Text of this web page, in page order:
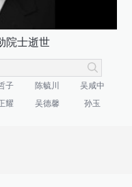
院士逝世
子 陈毓川
吴咸中
耀 吴德馨 孙玉